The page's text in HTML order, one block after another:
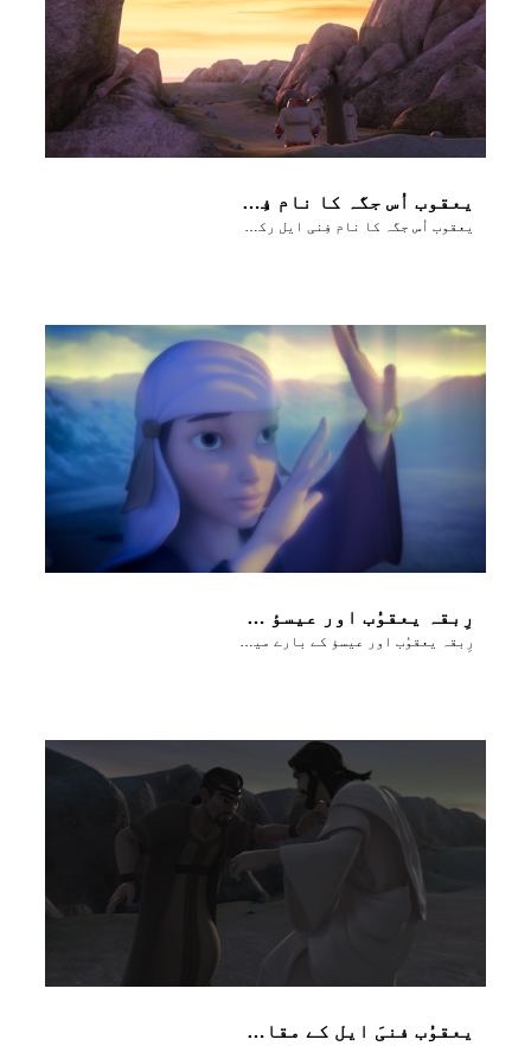
یعقوب اُس جگہ کا نام فِنی ایل رکھتا ہے جہاں اُس نے خُدا سے کُشتی لڑی تھی
یعقوب اُس جگہ کا نام فِنی ایل رکھتا ہے جہاں اُس نے خُدا سے کُشتی لڑی تھی
رِبقہ یعقوُب اور عیسؤ کے بارے میں بَتاتی ہے
یعقوُب فنیَ ایل کے مقام پر خُدا سے کُشتی لڑتا ہے